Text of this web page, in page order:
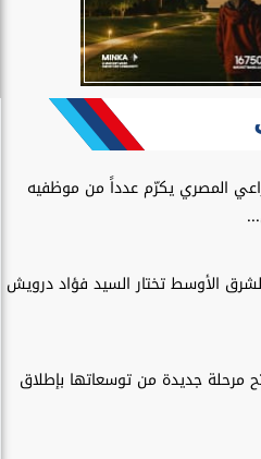
المصري يكرّم عدداً من موظفيه
الأوسط تختار السيد فؤاد درويش
مرحلة جديدة من توسعاتها بإطلاق